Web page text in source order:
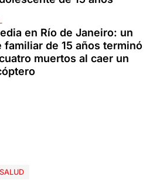
en Río de Janeiro: un
familiar de 15 años terminó
muertos al caer un
SALUD